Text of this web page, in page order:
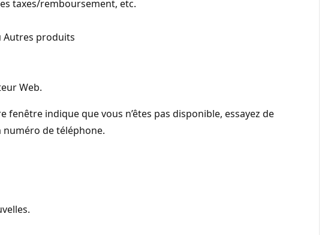
taxes/remboursement, etc.
Autres produits
Web.
fenêtre indique que vous n’êtes pas disponible, essayez de
numéro de téléphone.